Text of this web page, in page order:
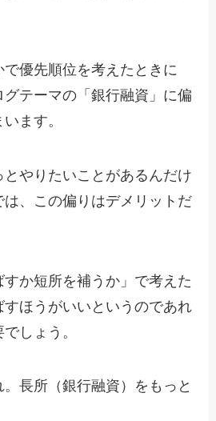
優先順位を考えたときに
テーマの「銀行融資」に偏
ます。
やりたいことがあるんだけ
は、この偏りはデメリットだ
か短所を補うか」で考えた
すほうがいいというのであれ
しょう。
長所（銀行融資）をもっと